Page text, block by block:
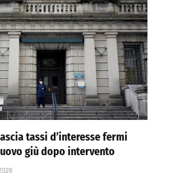
tassi d’interesse fermi
giù dopo intervento